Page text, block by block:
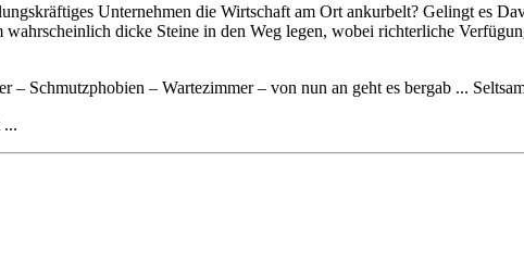
Unternehmen die Wirtschaft am Ort ankurbelt? Gelingt es
dicke Steine in den Weg legen, wobei richterliche
Schmutzphobien – Wartezimmer – von nun an geht es bergab ...
...